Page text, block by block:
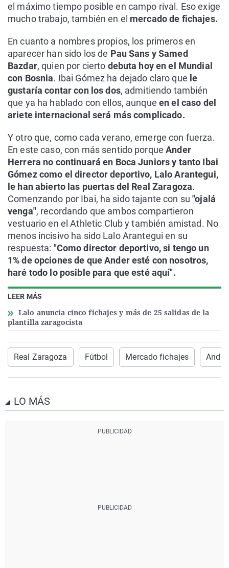
LEER MÁS
Lalo anuncia cinco fichajes y más de 25 salidas de la
plantilla zaragocista
el máximo tiempo posible en campo rival. Eso exige
mucho trabajo, también en el mercado de fichajes.
En cuanto a nombres propios, los primeros en
aparecer han sido los de Pau Sans y Samed
Bazdar, quien por cierto debuta hoy en el Mundial
con Bosnia. Ibai Gómez ha dejado claro que le
gustaría contar con los dos, admitiendo también
que ya ha hablado con ellos, aunqueen el caso del
ariete internacional será más complicado.
Y otro que, como cada verano, emerge con fuerza.
En este caso, con más sentido porqueAnder
Herrera no continuará en Boca Juniors y tanto Ibai
Gómez como el director deportivo, Lalo Arantegui,
le han abierto las puertas del Real Zaragoza.
Comenzando por Ibai, ha sido tajante con su"ojalá
venga", recordando que ambos compartieron
vestuario en el Athletic Club y también amistad. No
menos incisivo ha sido Lalo Arantegui en su
respuesta: "Como director deportivo, si tengo un
1% de opciones de que Ander esté con nosotros,
haré todo lo posible para que esté aquí".
Real Zaragoza Fútbol Mercado fichajes
LO MÁS